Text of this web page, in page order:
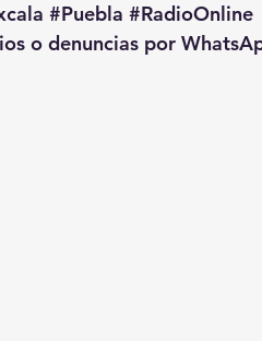
#Puebla #RadioOnline
o denuncias por